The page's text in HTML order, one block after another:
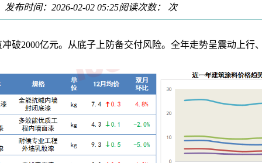
发布时间：2026-02-02 05:25阅读次数： 次
2000亿元。从底子上防备交付风险。全年走势呈震动上行